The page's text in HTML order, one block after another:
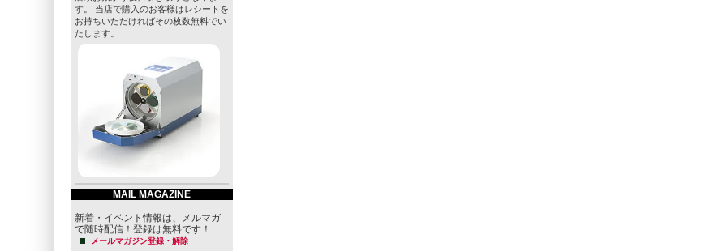
す。 当店で購入のお客様はレシートを
お持ちいただければその枚数無料でい
たします。
MAIL MAGAZINE
新着・イベント情報は、メルマガ
で随時配信！登録は無料です！
メールマガジン登録・解除